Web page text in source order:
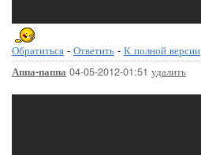
Обратиться - Ответить - К полной версии
Аппа-паппа 04-05-2012-01:51 удалить